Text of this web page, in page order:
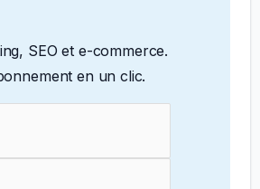
SEO et e-commerce.
en un clic.